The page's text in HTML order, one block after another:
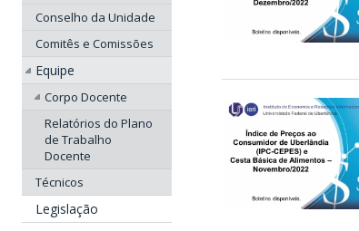
Conselho da Unidade
Comitês e Comissões
Equipe
Corpo Docente
Relatórios do Plano
de Trabalho
Docente
Técnicos
Legislação